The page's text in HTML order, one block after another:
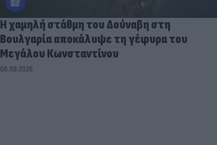
Η χαμηλή στάθμη του Δούναβη στη
Βουλγαρία αποκάλυψε τη γέφυρα του
Μεγάλου Κωνσταντίνου
06.08.2026